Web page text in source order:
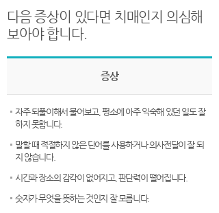
다음 증상이 있다면 치매인지 의심해
보아야 합니다.
증상
자주 되풀이해서 물어보고, 평소에 아주 익숙해 있던 일도 잘
하지 못합니다.
말할 때 적절하지 않은 단어를 사용하거나 의사전달이 잘 되
지 않습니다.
시간과 장소의 감각이 없어지고, 판단력이 떨어집니다.
숫자가 무엇을 뜻하는 것인지 잘 모릅니다.